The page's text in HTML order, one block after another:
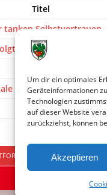
Um dir ein optimales
Geräteinformationen
Technologien
auf dieser Website
zurückziehst, können
Akzeptieren
Titel
tanken Selbstvertrauen
eine bessere
Qualität vorne“